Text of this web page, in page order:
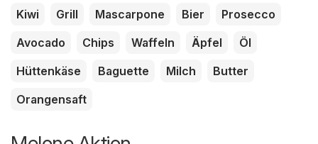
Kiwi
Grill Mascarpone Bier
Prosecco
Avocado
Chips Waffeln Äpfel
Öl
Hüttenkäse
Baguette Milch
Butter
Orangensaft